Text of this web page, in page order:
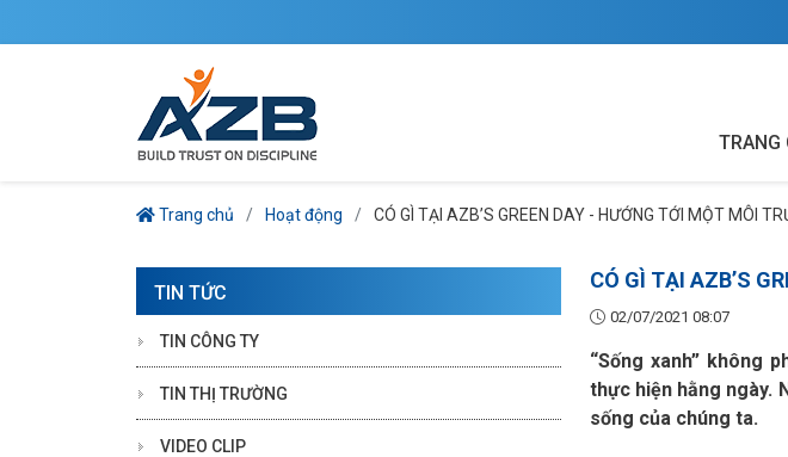
TRANG
Trang chủ Hoạt động CÓ GÌ TẠI AZB’S GREEN DAY - HƯỚNG TỚI MỘT MÔI
CÓ GÌ TẠI AZB’S
02/07/2021 08:07
“Sống xanh” không
thực hiện hằng ngày.
sống của chúng ta.
TIN TỨC
TIN CÔNG TY
TIN THỊ TRƯỜNG
VIDEO CLIP